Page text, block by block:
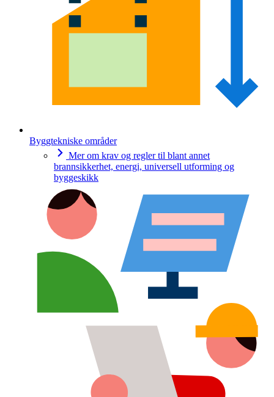
Byggtekniske områder
Mer om krav og regler til blant annet
brannsikkerhet, energi, universell utforming og
byggeskikk